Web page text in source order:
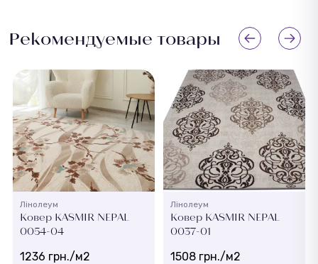
Рекомендуемые товары
Лінолеум
Ковер KASMIR NEPAL
0054-04
1236 грн./м2
Лінолеум
Ковер KASMIR NEPAL
0037-01
1508 грн./м2